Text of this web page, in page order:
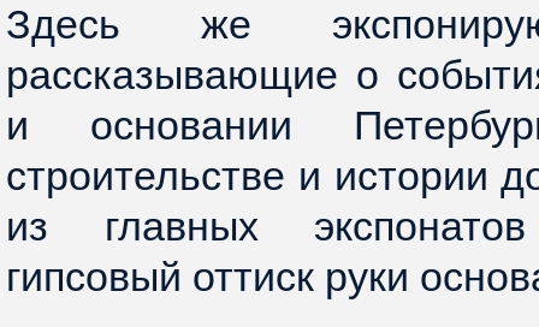
Здесь же
рассказывающие о
и основании
строительстве и истории
из главных
гипсовый оттиск руки